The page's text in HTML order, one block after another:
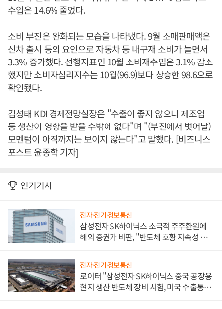
수입은 14.6% 줄었다.
소비 부진은 완화되는 모습을 나타냈다. 9월 소매판매액은
신차 출시 등의 요인으로 자동차 등 내구재 소비가 늘면서
3.3% 증가했다. 선행지표인 10월 소비재수입은 3.1% 감소
했지만 소비자심리지수는 10월(96.9)보다 상승한 98.6으로
확인됐다.
김성태 KDI 경제전망실장은 "수출이 좋지 않으니 제조업
등 생산이 영향을 받을 수밖에 없다"며 "(부진에서 벗어날)
모멘텀이 아직까지는 보이지 않는다"고 말했다. [비즈니스
포스트 윤종학 기자]
인기기사
전자·전기·정보통신
삼성전자 SK하이닉스 소극적 주주환원에
해외 증권가 비판, "반도체 호황 지속성 의
전자·전기·정보통신
로이터 "삼성전자 SK하이닉스 중국 공장용
현지 생산 반도체 장비 시험, 미국 수출통제